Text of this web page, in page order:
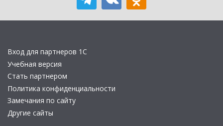
Вход для партнеров 1С
Учебная версия
Стать партнером
Политика конфиденциальности
Замечания по сайту
Другие сайты